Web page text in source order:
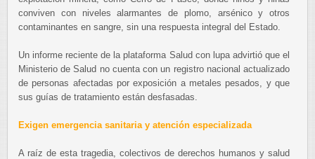
conviven con niveles alarmantes de plomo, arsénico y otros
contaminantes en sangre, sin una respuesta integral del Estado.
Un informe reciente de la plataforma Salud con lupa advirtió que el
Ministerio de Salud no cuenta con un registro nacional actualizado
de personas afectadas por exposición a metales pesados, y que
sus guías de tratamiento están desfasadas.
Exigen emergencia sanitaria y atención especializada
A raíz de esta tragedia, colectivos de derechos humanos y salud